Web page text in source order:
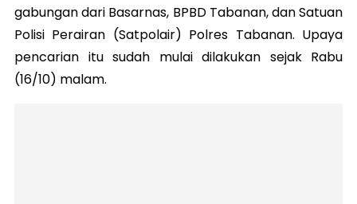
gabungan dari Basarnas, BPBD Tabanan, dan Satuan
Polisi Perairan (Satpolair) Polres Tabanan. Upaya
pencarian itu sudah mulai dilakukan sejak Rabu
(16/10) malam.